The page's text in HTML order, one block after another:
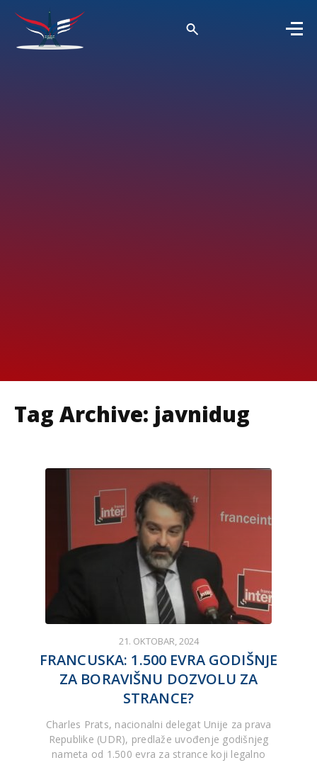
Tag Archive: javnidug
21. OKTOBAR, 2024
FRANCUSKA: 1.500 EVRA GODIŠNJE
ZA BORAVIŠNU DOZVOLU ZA
STRANCE?
Charles Prats, nacionalni delegat Unije za prava
Republike (UDR), predlaže uvođenje godišnjeg
nameta od 1.500 evra za strance koji legalno